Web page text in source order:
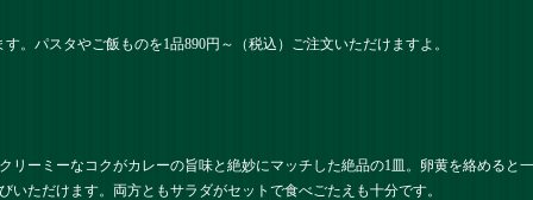
。パスタやご飯ものを1品890円～（税込）ご注文いただけますよ。
ーミーなコクがカレーの旨味と絶妙にマッチした絶品の1皿。卵黄を絡めると
ただけます。両方ともサラダがセットで食べごたえも十分です。